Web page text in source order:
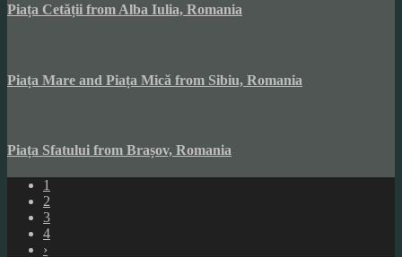
Piața Cetății from Alba Iulia, Romania
Piața Mare and Piața Mică from Sibiu, Romania
Piața Sfatului from Brașov, Romania
1
2
3
4
›